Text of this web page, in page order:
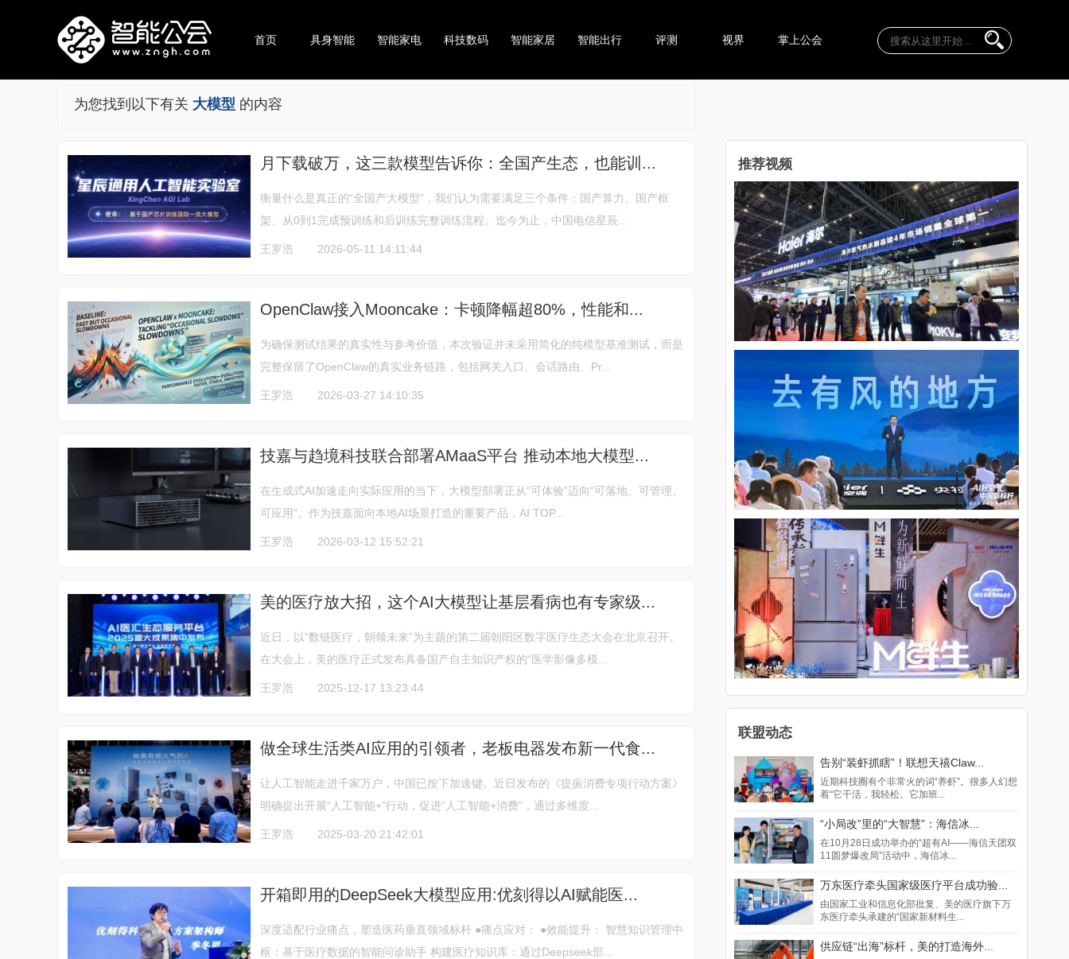
首页 具身智能 智能家电 科技数码 智能家居 智能出行 评测 视界 掌上公会
为您找到以下有关 大模型 的内容
月下载破万，这三款模型告诉你：全国产生态，也能训...
衡量什么是真正的“全国产大模型”，我们认为需要满足三个条件：国产算力、国产框
架、从0到1完成预训练和后训练完整训练流程。迄今为止，中国电信星辰...
王罗浩 2026-05-11 14:11:44
OpenClaw接入Mooncake：卡顿降幅超80%，性能和...
为确保测试结果的真实性与参考价值，本次验证并未采用简化的纯模型基准测试，而是
完整保留了OpenClaw的真实业务链路，包括网关入口、会话路由、Pr...
王罗浩 2026-03-27 14:10:35
技嘉与趋境科技联合部署AMaaS平台 推动本地大模型...
在生成式AI加速走向实际应用的当下，大模型部署正从“可体验”迈向“可落地、可管理、
可应用”。作为技嘉面向本地AI场景打造的重要产品，AI TOP...
王罗浩 2026-03-12 15:52:21
美的医疗放大招，这个AI大模型让基层看病也有专家级...
近日，以“数链医疗，朝领未来”为主题的第二届朝阳区数字医疗生态大会在北京召开。
在大会上，美的医疗正式发布具备国产自主知识产权的“医学影像多模...
王罗浩 2025-12-17 13:23:44
做全球生活类AI应用的引领者，老板电器发布新一代食...
让人工智能走进千家万户，中国已按下加速键。近日发布的《提振消费专项行动方案》
明确提出开展“人工智能+”行动，促进“人工智能+消费”，通过多维度...
王罗浩 2025-03-20 21:42:01
开箱即用的DeepSeek大模型应用:优刻得以AI赋能医...
深度适配行业痛点，塑造医药垂直领域标杆 ●痛点应对： ●效能提升： 智慧知识管理中
枢：基于医疗数据的智能问诊助手 构建医疗知识库：通过Deepseek部...
推荐视频
联盟动态
告别“装虾抓瞎”！联想天禧Claw...
近期科技圈有个非常火的词“养虾”。很多人幻想
着“它干活，我轻松。它加班...
“小局改”里的“大智慧”：海信冰...
在10月28日成功举办的“超有AI——海信天团双
11圆梦爆改局”活动中，海信冰...
万东医疗牵头国家级医疗平台成功验...
由国家工业和信息化部批复、美的医疗旗下万
东医疗牵头承建的“国家新材料生...
供应链“出海”标杆，美的打造海外...